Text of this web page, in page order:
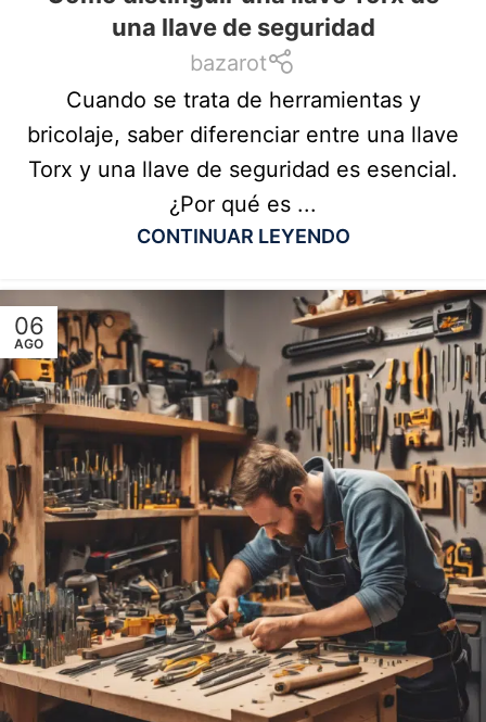
una llave de seguridad
bazarot
Cuando se trata de herramientas y
bricolaje, saber diferenciar entre una llave
Torx y una llave de seguridad es esencial.
¿Por qué es ...
CONTINUAR LEYENDO
06
AGO